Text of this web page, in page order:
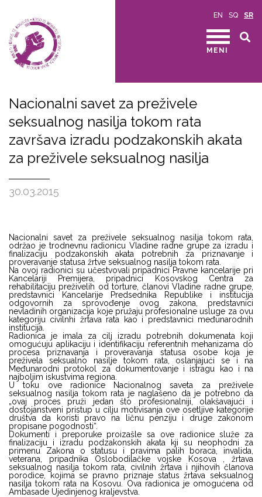
EN SQ SR
MENI
Nacionalni savet za preživele
seksualnog nasilja tokom rata
završava izradu podzakonskih akata
za preživele seksualnog nasilja
30.03.2015
Nacionalni savet za preživele seksualnog nasilja tokom rata,
održao je trodnevnu radionicu Vladine radne grupe za izradu i
finalizaciju podzakonskih akata potrebnih za priznavanje i
proveravanje statusa žrtve seksualnog nasilja tokom rata.
Na ovoj radionici su učestvovali pripadnici Pravne kancelarije pri
Kancelariji Premijera, pripadnici Kosovskog Centra za
rehabilitaciju preživelih od torture, članovi Vladine radne grupe,
predstavnici Kancelarije Predsednika Republike i institucija
odgovornih za sprovođenje ovog zakona, predstavnici
nevladinih organizacija koje pružaju profesionalne usluge za ovu
kategoriju civilnhi žrtava rata kao i predstavnici međunarodnih
institucija.
Radionica je imala za cilj izradu potrebnih dokumenata koji
omogućuju aplikaciju i identifikaciju referentnih mehanizama do
procesa priznavanja i proveravanja statusa osobe koja je
preživela seksualno nasilje tokom rata, oslanjajući se i na
Međunarodni protokol za dokumentovanje i istragu kao i na
najboljim iskustvima regiona.
U toku ove radionice Nacionalnog saveta za preživele
seksualnog nasilja tokom rata je naglašeno da je potrebno da
„ovaj proces pruži jedan što profesionalniji, olakšavajući i
dostojanstveni pristup u cilju motivisanja ove osetljive kategorije
društva da koristi pravo na ličnu penziju i druge zakonom
propisane pogodnosti“.
Dokumenti i preporuke proizašle sa ove radionice služe za
finalizaciju i izradu podzakonskih akata kji su neophodni za
primenu Zakona o statusu i pravima palih boraca, invalida,
veterana, pripadnika Oslobodilačke vojske Kosova , žrtava
seksualnog nasilja tokom rata, civilnih žrtava i njihovih članova
porodice, kojima se pravno priznaje status žrtava seksualnog
nasilja tokom rata na Kosovu. Ova radionica je omogućena od
Ambasade Ujedinjenog kraljevstva.